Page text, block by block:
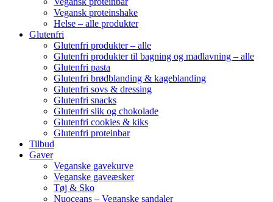
Vegansk proteinshake
Helse – alle produkter
Glutenfri
Glutenfri produkter – alle
Glutenfri produkter til bagning og madlavning – alle
Glutenfri pasta
Glutenfri brødblanding & kageblanding
Glutenfri sovs & dressing
Glutenfri snacks
Glutenfri slik og chokolade
Glutenfri cookies & kiks
Glutenfri proteinbar
Tilbud
Gaver
Veganske gavekurve
Veganske gaveæsker
Tøj & Sko
Nuoceans – Veganske sandaler